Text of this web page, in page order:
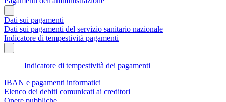
Dati sui pagamenti
Dati sui pagamenti del servizio sanitario nazionale
Indicatore di tempestività pagamenti
Indicatore di tempestività dei pagamenti
IBAN e pagamenti informatici
Elenco dei debiti comunicati ai creditori